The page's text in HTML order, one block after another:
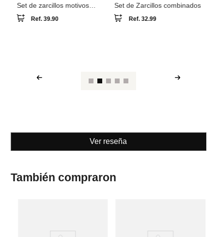
Set de zarcillos motivos
cósmicos baño de oro 18k
Ref.39.90
Set de Zarcillos combinados
Ref.32.99
Ver reseña
También compraron